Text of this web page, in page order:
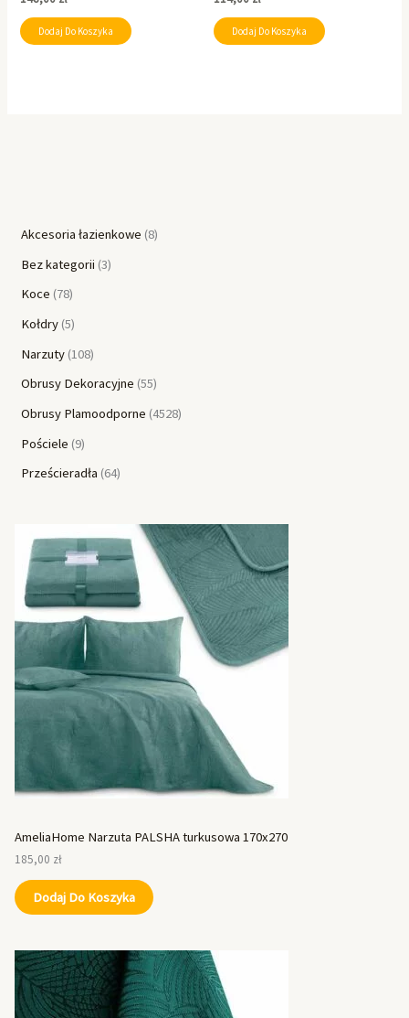
Akcesoria łazienkowe 8
Bez kategorii 3
Koce 78
Kołdry 5
Narzuty 108
Obrusy Dekoracyjne 55
Obrusy Plamoodporne 4528
Pościele 9
Prześcieradła 64
AmeliaHome Narzuta PALSHA turkusowa 170x270
185,00 zł
Dodaj Do Koszyka
Dodaj Do Koszyka Dodaj Do Koszyka